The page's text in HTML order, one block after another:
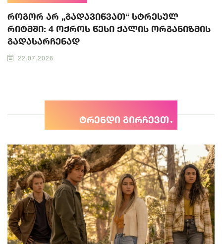
როგორ არ „გადავიწვათ“ სტრესულ
რიტმში: 4 ოქროს წესი ქალის ორგანიზმის
გადასარჩენად
22.07.2026
ტრენდი გირჩევთ